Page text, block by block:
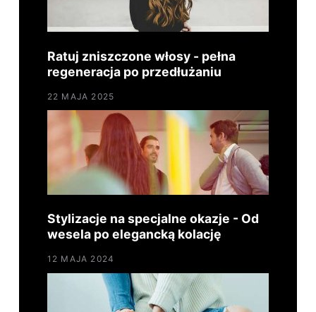
Ratuj zniszczone włosy - pełna
regeneracja po przedłużaniu
22 MAJA 2025
Stylizacje na specjalne okazje - Od
wesela po elegancką kolację
12 MAJA 2024